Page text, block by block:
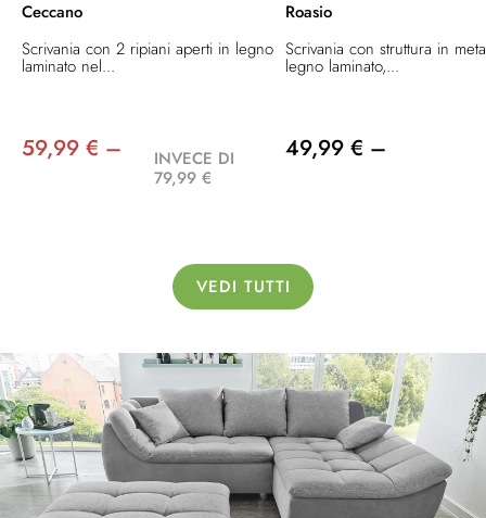
Ceccano
Scrivania con 2 ripiani aperti in legno
laminato nel...
59,99 € –
INVECE DI
79,99 €
Roasio
Scrivania con struttura in
legno laminato,...
49,99 € –
VEDI TUTTI